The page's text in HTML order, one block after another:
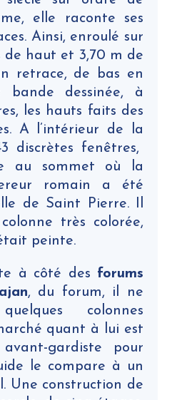
elle raconte ses
Ainsi, enroulé sur
de haut et 3,70 m de
retrace, de bas en
dessinée, à
les hauts faits des
A l’intérieur de la
discrètes fenêtres,
au sommet où la
romain a été
de Saint Pierre. Il
très colorée,
peinte.
à côté des forums
, du forum, il ne
colonnes
quant à lui est
gardiste pour
le compare à un
Une construction de